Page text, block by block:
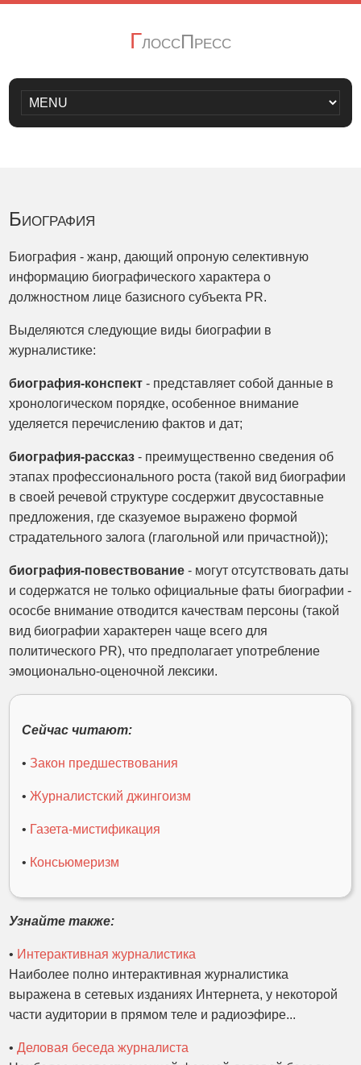
ГлоссПресс
Биография
Биография - жанр, дающий опроную селективную
информацию биографического характера о
должностном лице базисного субъекта PR.
Выделяются следующие виды биографии в
журналистике:
биография-конспект - представляет собой данные в
хронологическом порядке, особенное внимание
уделяется перечислению фактов и дат;
биография-рассказ - преимущественно сведения об
этапах профессионального роста (такой вид биографии
в своей речевой структуре сосдержит двусоставные
предложения, где сказуемое выражено формой
страдательного залога (глагольной или причастной));
биография-повествование - могут отсутствовать даты
и содержатся не только официальные фаты биографии -
ососбе внимание отводится качествам персоны (такой
вид биографии характерен чаще всего для
политического PR), что предполагает употребление
эмоционально-оценочной лексики.
Сейчас читают:
•Закон предшествования
• Журналистский джингоизм
• Газета-мистификация
• Консьюмеризм
Узнайте также:
• Интерактивная журналистика
Наиболее полно интерактивная журналистика
выражена в сетевых изданиях Интернета, у некоторой
части аудитории в прямом теле и радиоэфире...
•Деловая беседа журналиста